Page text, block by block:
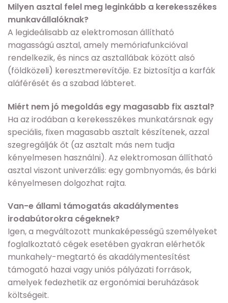
Milyen asztal felel meg leginkább a kerekesszékes
munkavállalóknak?
A legideálisabb az elektromosan állítható
magasságú asztal, amely memóriafunkcióval
rendelkezik, és nincs az asztallábak között alsó
(földközeli) keresztmerevítője. Ez biztosítja a karfák
aláférését és a szabad lábteret.
Miért nem jó megoldás egy magasabb fix asztal?
Ha az irodában a kerekesszékes munkatársnak egy
speciális, fixen magasabb asztalt készítenek, azzal
szegregálják őt (az asztalt más nem tudja
kényelmesen használni). Az elektromosan állítható
asztal viszont univerzális: egy gombnyomás, és bárki
kényelmesen dolgozhat rajta.
Van-e állami támogatás akadálymentes
irodabútorokra cégeknek?
Igen, a megváltozott munkaképességű személyeket
foglalkoztató cégek esetében gyakran elérhetők
munkahely-megtartó és akadálymentesítést
támogató hazai vagy uniós pályázati források,
amelyek fedezhetik az ergonómiai beruházások
költségeit.